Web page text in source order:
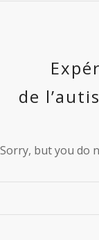
de
Sorry, but you do